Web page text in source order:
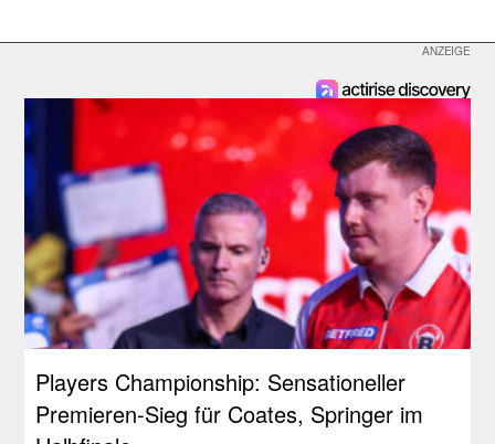
Players Championship: Sensationeller
Premieren-Sieg für Coates, Springer im